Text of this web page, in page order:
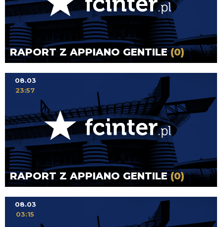
RAPORT Z APPIANO GENTILE(0)
RAPORT Z APPIANO GENTILE(0)
08.03
23:57
08.03
03:15